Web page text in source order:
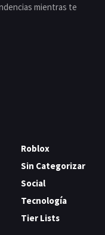
mientras te
Roblox
Sin Categorizar
Social
Tecnología
Tier Lists